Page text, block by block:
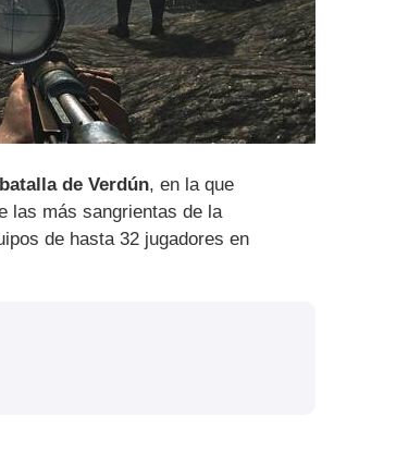
de Verdún, en la que
las más sangrientas de la
de hasta 32 jugadores en